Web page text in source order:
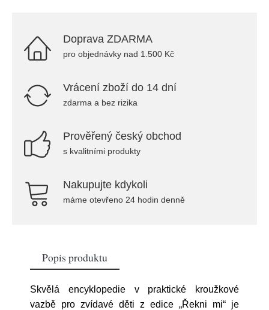
Doprava ZDARMA
pro objednávky nad 1.500 Kč
Vrácení zboží do 14 dní
zdarma a bez rizika
Prověřený český obchod
s kvalitními produkty
Nakupujte kdykoli
máme otevřeno 24 hodin denně
Popis produktu
Skvělá encyklopedie v praktické kroužkové
vazbě pro zvídavé děti z edice „Řekni mi“ je